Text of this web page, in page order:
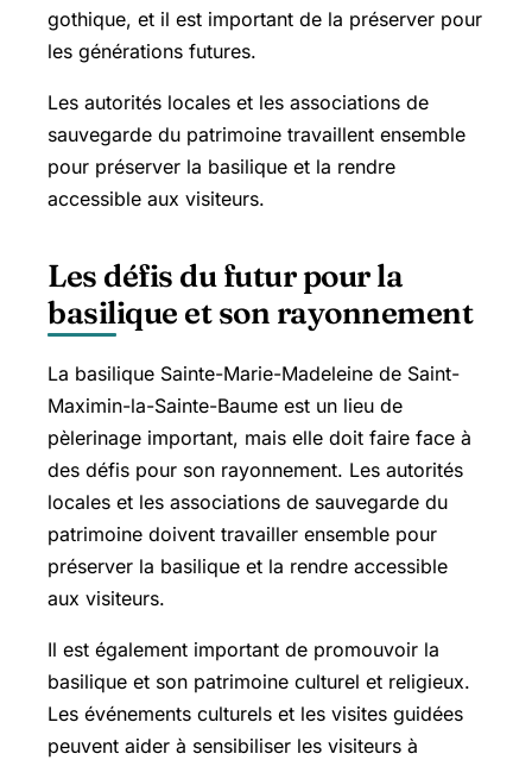
gothique, et il est important de la préserver pour
les générations futures.
Les autorités locales et les associations de
sauvegarde du patrimoine travaillent ensemble
pour préserver la basilique et la rendre
accessible aux visiteurs.
Les défis du futur pour la
basilique et son rayonnement
La basilique Sainte-Marie-Madeleine de Saint-
Maximin-la-Sainte-Baume est un lieu de
pèlerinage important, mais elle doit faire face à
des défis pour son rayonnement. Les autorités
locales et les associations de sauvegarde du
patrimoine doivent travailler ensemble pour
préserver la basilique et la rendre accessible
aux visiteurs.
Il est également important de promouvoir la
basilique et son patrimoine culturel et religieux.
Les événements culturels et les visites guidées
peuvent aider à sensibiliser les visiteurs à